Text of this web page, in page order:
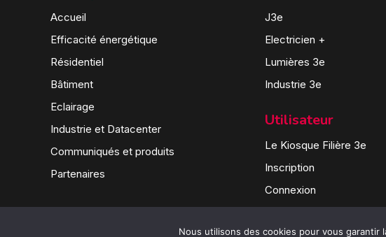
Accueil
Efficacité énergétique
Résidentiel
Bâtiment
Eclairage
Industrie et Datacenter
Communiqués et produits
Partenaires
J3e
Electricien +
Lumières 3e
Industrie 3e
Utilisateur
Le Kiosque Filière 3e
Inscription
Connexion
Nous utilisons des cookies pour vous garantir